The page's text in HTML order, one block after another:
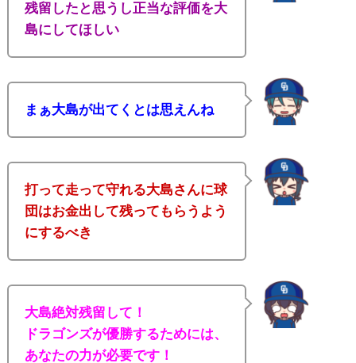
残留したと思うし正当な評価を大
島にしてほしい
まぁ大島が出てくとは思えんね
打って走って守れる大島さんに球
団はお金出して残ってもらうよう
にするべき
大島絶対残留して！
ドラゴンズが優勝するためには、
あなたの力が必要です！